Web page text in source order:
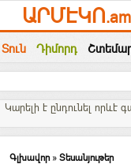
ԱՐՄԷԿՈ.am
Տուն Դիմորդ
Կարելի է ընդունել որևէ
Գլխավոր» Տեսանյութեր